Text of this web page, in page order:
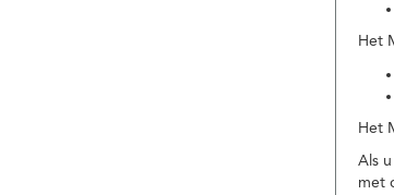
Het
Het
Als
met